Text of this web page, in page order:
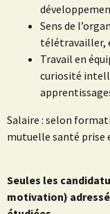
Sens de
télétravailler,
Travail en
curiosité
Salaire : selon
mutuelle santé prise
Seules les
motivation)